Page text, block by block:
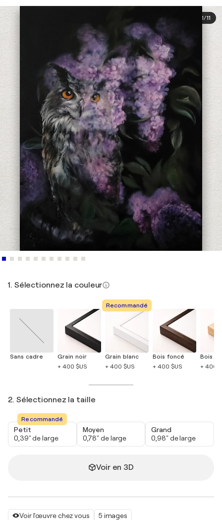
Voir l'œuvre chez vous
5 images
1/11
1. Sélectionnez la couleur
Sans cadre
Grain noir
+ 400 $US
Recommandé
Grain blanc
+ 400 $US
Bois foncé
+ 400 $US
Bois
+ 400
2. Sélectionnez la taille
Recommandé
Petit
0,39" de large
Moyen
0,78" de large
Grand
0,98" de large
Voir en 3D